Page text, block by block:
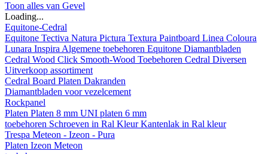
Toon alles van Gevel
Loading...
Equitone-Cedral
Equitone Tectiva Natura Pictura Textura Paintboard Linea Coloura
Lunara Inspira Algemene toebehoren Equitone Diamantbladen
Cedral Wood Click Smooth-Wood Toebehoren Cedral Diversen
Uitverkoop assortiment
Cedral Board Platen Dakranden
Diamantbladen voor vezelcement
Rockpanel
Platen Platen 8 mm UNI platen 6 mm
toebehoren Schroeven in Ral KleurKantenlak in Ral kleur
Trespa Meteon - Izeon - Pura
Platen Izeon Meteon